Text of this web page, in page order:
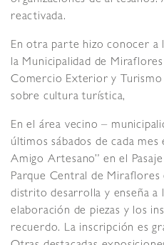
reactivada.
En otra parte hizo conocer a
la Municipalidad de
Comercio Exterior y Turismo
sobre cultura turística,
En el área vecino –
últimos sábados de cada
Amigo Artesano” en el
Parque Central de Miraflores
distrito desarrolla y enseña a
elaboración de piezas y los
recuerdo. La inscripción es